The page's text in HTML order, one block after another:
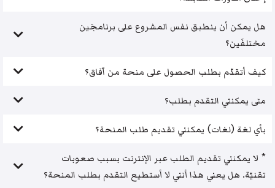
هل يمكن أن ينطبق نفس المشروع على برنامجَين
مختلفَين؟
كيف أتقدّم بطلب الحصول على منحة من آفاق؟
متى يمكنني التقدم بطلب؟
بأي لغة (لغات) يمكنني تقديم طلب المنحة؟
* لا يمكنني تقديم الطلب عبر الإنترنت بسبب صعوبات
تقنيّة. هل يعني هذا أنني لا أستطيع التقدم بطلب المنحة؟